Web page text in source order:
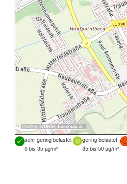
Quellen: DORIS, basemap.at
sehr gering belastet gering belastet
0 bis 35 µg/m³
35 bis 50 µg/m³